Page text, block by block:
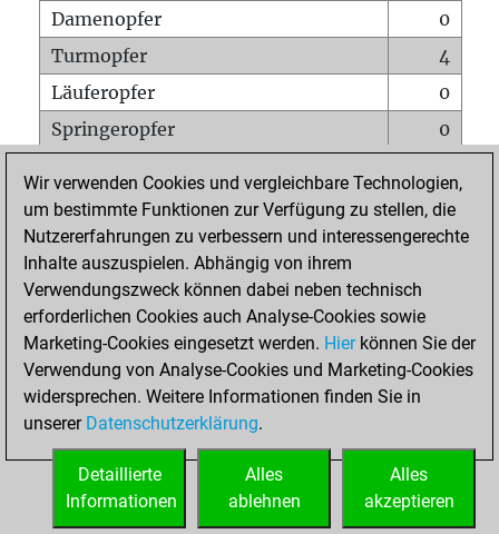
Damenopfer
0
Turmopfer
4
Läuferopfer
0
Springeropfer
0
Matt auf vollem Brett
0
Bauer setzt Matt
0
Erstickte Matts
Unterverwandlungen
Türme auf der siebten
0
STARTSEITE
Wir verwenden Cookies und vergleichbare Technologien,
um bestimmte Funktionen zur Verfügung zu stellen, die
Nutzererfahrungen zu verbessern und interessengerechte
Inhalte auszuspielen. Abhängig von ihrem
Verwendungszweck können dabei neben technisch
erforderlichen Cookies auch Analyse-Cookies sowie
Marketing-Cookies eingesetzt werden. Hierkönnen Sie der
Verwendung von Analyse-Cookies und Marketing-Cookies
widersprechen. Weitere Informationen finden Sie in
unserer Datenschutzerklärung.
Alles
akzeptieren
Alles
ablehnen
Detaillierte
Informationen